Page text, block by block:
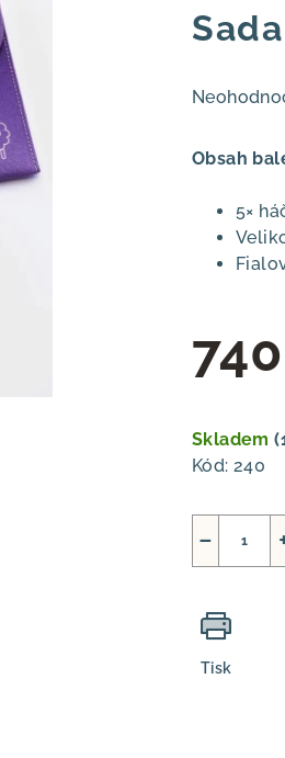
Průměrné
produktu
Obsah
5×
cena:
Skladem
Kód: 240
−
Tisk